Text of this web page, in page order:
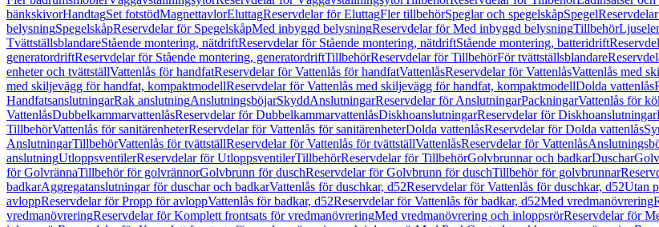
bänkskivorHandtagSet fotstödMagnettavlorEluttagReservdelar för EluttagFler tillbehörSpeglar och spegelskåpSpegel
belysningSpegelskåpReservdelar för SpegelskåpMed inbyggd belysningReservdelar för Med inbyggd belysningTillbehör
TvättställsblandareStående montering, nätdriftReservdelar för Stående montering, nätdriftStående montering, batteridrift
generatordriftReservdelar för Stående montering, generatordriftTillbehörReservdelar för TillbehörFör tvättställsblandare
enheter och tvättställVattenlås för handfatReservdelar för Vattenlås för handfatVattenlåsReservdelar för VattenlåsVattenlås med
med skiljevägg för handfat, kompaktmodellReservdelar för Vattenlås med skiljevägg för handfat, kompaktmodellDolda vattenlås
HandfatsanslutningarRak anslutningAnslutningsböjarSkyddAnslutningarReservdelar för AnslutningarPackningarVattenlås för
VattenlåsDubbelkammarvattenlåsReservdelar för DubbelkammarvattenlåsDiskhoanslutningarReservdelar för Diskhoanslutningar
TillbehörVattenlås för sanitärenheterReservdelar för Vattenlås för sanitärenheterDolda vattenlåsReservdelar för Dolda vattenlås
AnslutningarTillbehörVattenlås för tvättställReservdelar för Vattenlås för tvättställVattenlåsReservdelar för Vattenlås
anslutningUtloppsventilerReservdelar för UtloppsventilerTillbehörReservdelar för TillbehörGolvbrunnar och badkarDuschar
för GolvrännaTillbehör för golvrännorGolvbrunn för duschReservdelar för Golvbrunn för duschTillbehör för golvbrunnar
badkarAggregatanslutningar för duschar och badkarVattenlås för duschkar, d52Reservdelar för Vattenlås för duschkar, d52Utan
avloppReservdelar för Propp för avloppVattenlås för badkar, d52Reservdelar för Vattenlås för badkar, d52Med vredmanövrering
vredmanövreringReservdelar för Komplett frontsats för vredmanövreringMed vredmanövrering och inloppsrörReservdelar för